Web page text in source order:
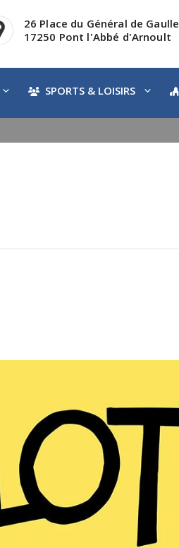
26 Place du Général de Gaulle
17250 Pont l'Abbé d'Arnoult
SPORTS & LOISIRS